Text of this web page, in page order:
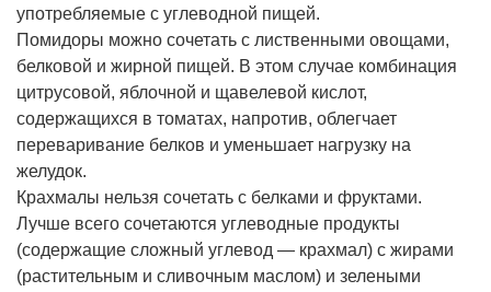
употребляемые с углеводной пищей.
Помидоры можно сочетать с лиственными овощами,
белковой и жирной пищей. В этом случае комбинация
цитрусовой, яблочной и щавелевой кислот,
содержащихся в томатах, напротив, облегчает
переваривание белков и уменьшает нагрузку на
желудок.
Крахмалы нельзя сочетать с белками и фруктами.
Лучше всего сочетаются углеводные продукты
(содержащие сложный углевод — крахмал) с жирами
(растительным и сливочным маслом) и зелеными